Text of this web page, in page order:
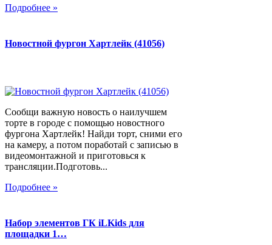
Подробнее »
Новостной фургон Хартлейк (41056)
Сообщи важную новость о наилучшем
торте в городе с помощью новостного
фургона Хартлейк! Найди торт, сними его
на камеру, а потом поработай с записью в
видеомонтажной и приготовься к
трансляции.Подготовь...
Подробнее »
Набор элементов ГК iLKids для
площадки 1…